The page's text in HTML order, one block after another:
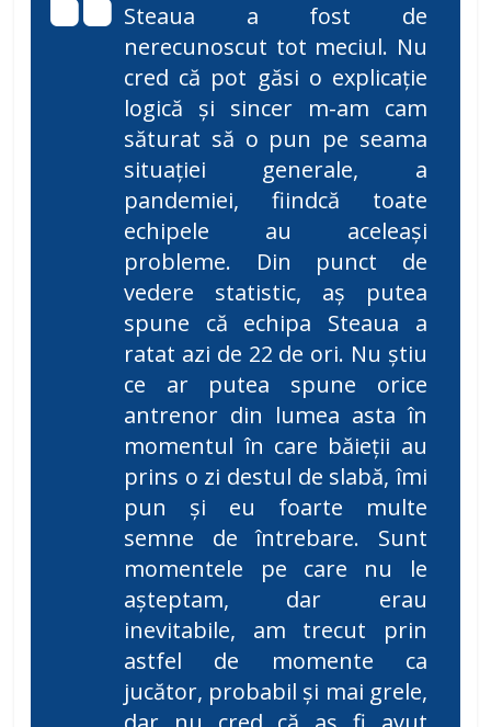
Steaua a fost de
nerecunoscut tot meciul. Nu
cred că pot găsi o explicație
logică și sincer m-am cam
săturat să o pun pe seama
situației generale, a
pandemiei, fiindcă toate
echipele au aceleași
probleme. Din punct de
vedere statistic, aș putea
spune că echipa Steaua a
ratat azi de 22 de ori. Nu știu
ce ar putea spune orice
antrenor din lumea asta în
momentul în care băieții au
prins o zi destul de slabă, îmi
pun și eu foarte multe
semne de întrebare. Sunt
momentele pe care nu le
așteptam, dar erau
inevitabile, am trecut prin
astfel de momente ca
jucător, probabil și mai grele,